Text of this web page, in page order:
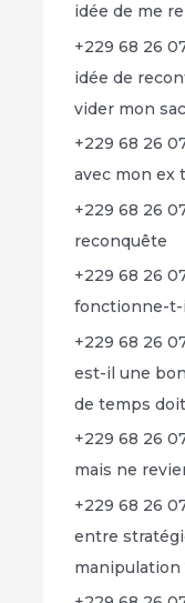
idée de me
+229 68 26
idée de
vider mon
+229 68 26
avec mon ex
+229 68 26
reconquête
+229 68 26
fonctionne-t-
+229 68 26
est-il une
de temps
+229 68 26
mais ne
+229 68 26
entre
manipulation